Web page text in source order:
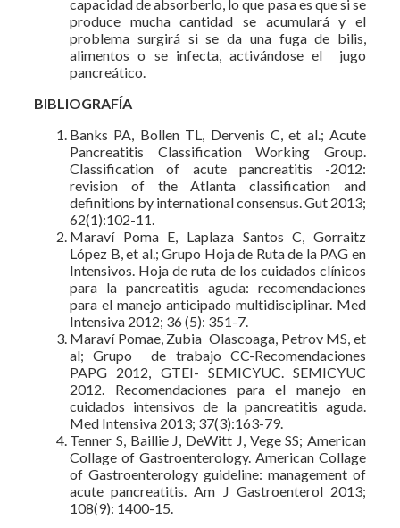
capacidad de absorberlo, lo que pasa es que si se
produce mucha cantidad se acumulará y el
problema surgirá si se da una fuga de bilis,
alimentos o se infecta, activándose el jugo
pancreático.
BIBLIOGRAFÍA
Banks PA, Bollen TL, Dervenis C, et al.; Acute
Pancreatitis Classification Working Group.
Classification of acute pancreatitis -2012:
revision of the Atlanta classification and
definitions by international consensus. Gut 2013;
62(1):102-11.
Maraví Poma E, Laplaza Santos C, Gorraitz
López B, et al.; Grupo Hoja de Ruta de la PAG en
Intensivos. Hoja de ruta de los cuidados clínicos
para la pancreatitis aguda: recomendaciones
para el manejo anticipado multidisciplinar. Med
Intensiva 2012; 36 (5): 351-7.
Maraví Pomae, Zubia Olascoaga, Petrov MS, et
al; Grupo de trabajo CC-Recomendaciones
PAPG 2012, GTEI- SEMICYUC. SEMICYUC
2012. Recomendaciones para el manejo en
cuidados intensivos de la pancreatitis aguda.
Med Intensiva 2013; 37(3):163-79.
Tenner S, Baillie J, DeWitt J, Vege SS; American
Collage of Gastroenterology. American Collage
of Gastroenterology guideline: management of
acute pancreatitis. Am J Gastroenterol 2013;
108(9): 1400-15.